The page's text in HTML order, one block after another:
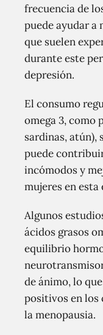
frecuencia de
puede ayudar a
que suelen
durante este
depresión.
El consumo
omega 3, como
sardinas, atún),
puede
incómodos y
mujeres en
Algunos
ácidos grasos
equilibrio
de ánimo, lo
positivos en los
la menopausia.